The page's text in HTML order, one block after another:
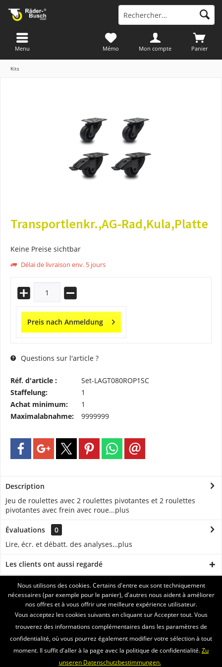
Panier
Mémo Mon compte
Menu
Kits
Transportlenkr.,AG-Rad,Kula,Platte
Keine Preise sichtbar
Délai de livraison env. 5 jours
Preis nach Anmeldung
Questions sur l'article ?
Réf. d'article :
Set-LAGT080ROP1SC
Staffelung:
1
Achat minimum:
1
Maximalabnahme:
9999999
Description
Jeu de roulettes avec 2 roulettes pivotantes et 2 roulettes
pivotantes avec frein avec roue...plus
Évaluations
0
Lire, écr. et débatt. des analyses…plus
Les clients ont aussi regardé
ASSISTANCE
SERVICE
INFORMATIONS
Nous utilisons des cookies. Certains d'entre eux sont techniquement
nécessaires (par exemple pour le panier), d'autres nous aident à améliorer
nos offres et à vous offrir une meilleure expérience utilisateur.
Vous acceptez les cookies suivants en cliquant sur Accepter tout. Vous
trouverez des informations complémentaires dans les paramètres de
confidentialité, où vous pourrez également modifier votre sélection à tout
moment. Il suffit d'aller à la page avec la politique de confidentialité.Zu
unseren Datenschutzbestimmungen.